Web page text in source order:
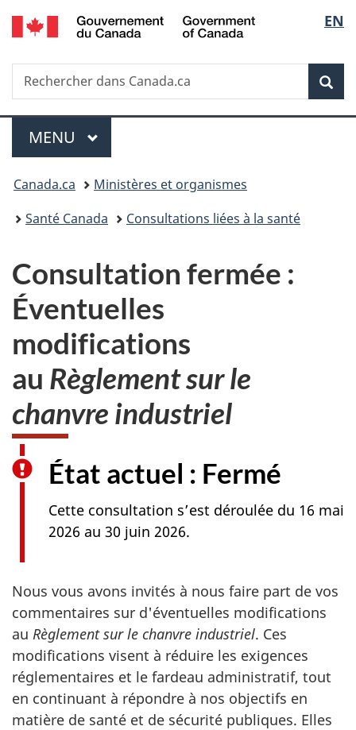
Passer
au
principal
Passer
à
Au
du
Passer
à
version
simplifiée
de
la
EN
Recherche
Rechercher
dans
Menu
MENU PRINCIPAL
Vous
êtes
Canada.ca
Ministères et organismes
Santé Canada
Consultations liées à la santé
Consultation fermée :
Éventuelles
modifications
au Règlement sur le
chanvre industriel
État actuel : Fermé
Cette consultation s’est déroulée du 16 mai
2026 au 30 juin 2026.
Nous vous avons invités à nous faire part de vos
commentaires sur d'éventuelles modifications
au Règlement sur le chanvre industriel. Ces
modifications visent à réduire les exigences
réglementaires et le fardeau administratif, tout
en continuant à répondre à nos objectifs en
matière de santé et de sécurité publiques. Elles